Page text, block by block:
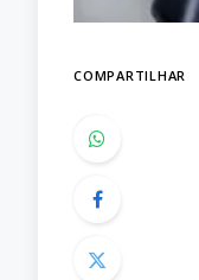
COMPARTILHAR